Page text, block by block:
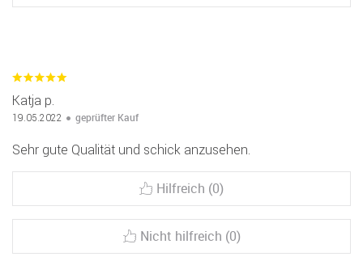
Katja p.
19.05.2022 geprüfter Kauf
Sehr gute Qualität und schick anzusehen.
Hilfreich (0)
Nicht hilfreich (0)